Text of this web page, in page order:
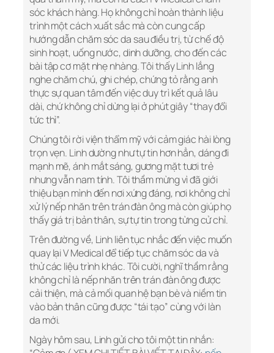
sóc khách hàng. Họ không chỉ hoàn thành liệu
trình một cách xuất sắc mà còn cung cấp
hướng dẫn chăm sóc da sau điều trị, từ chế độ
sinh hoạt, uống nước, dinh dưỡng, cho đến các
bài tập cơ mặt nhẹ nhàng. Tôi thấy Linh lắng
nghe chăm chú, ghi chép, chứng tỏ rằng anh
thực sự quan tâm đến việc duy trì kết quả lâu
dài, chứ không chỉ dừng lại ở phút giây “thay đổi
tức thì”.
Chúng tôi rời viện thẩm mỹ với cảm giác hài lòng
trọn vẹn. Linh dường như tự tin hơn hẳn, dáng đi
mạnh mẽ, ánh mắt sáng, gương mặt tươi trẻ
nhưng vẫn nam tính. Tôi thầm mừng vì đã giới
thiệu bạn mình đến nơi xứng đáng, nơi không chỉ
xử lý nếp nhăn trên trán đàn ông mà còn giúp họ
thấy giá trị bản thân, sự tự tin trong từng cử chỉ.
Trên đường về, Linh liên tục nhắc đến việc muốn
quay lại V Medical để tiếp tục chăm sóc da và
thử các liệu trình khác. Tôi cười, nghĩ thầm rằng
không chỉ là nếp nhăn trên trán đàn ông được
cải thiện, mà cả mối quan hệ bạn bè và niềm tin
vào bản thân cũng được “tái tạo” cùng với làn
da mới.
Ngày hôm sau, Linh gửi cho tôi một tin nhắn: